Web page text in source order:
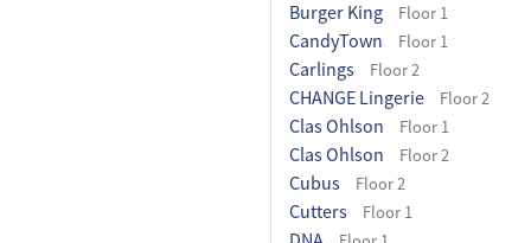
Burger King Floor 1
CandyTown Floor 1
Carlings Floor 2
CHANGE Lingerie Floor 2
Clas Ohlson Floor 1
Clas Ohlson Floor 2
Cubus Floor 2
Cutters Floor 1